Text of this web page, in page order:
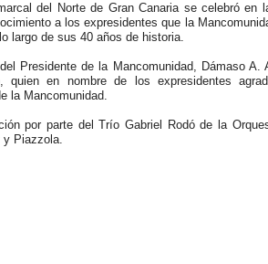
del Norte de Gran Canaria se celebró en
a los expresidentes que la
largo de sus 40 años de historia.
Presidente de la Mancomunidad, Dámaso A.
quien en nombre de los expresidentes
la Mancomunidad.
por parte del Trío Gabriel Rodó de la
y Piazzola.